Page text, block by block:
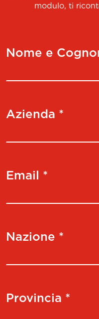
modulo, ti
Nome e
Azienda *
Email *
Nazione *
Provincia *